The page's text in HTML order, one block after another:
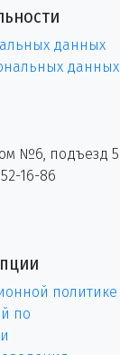
данных
данных
№6, подъезд 5
16-86
политике
по